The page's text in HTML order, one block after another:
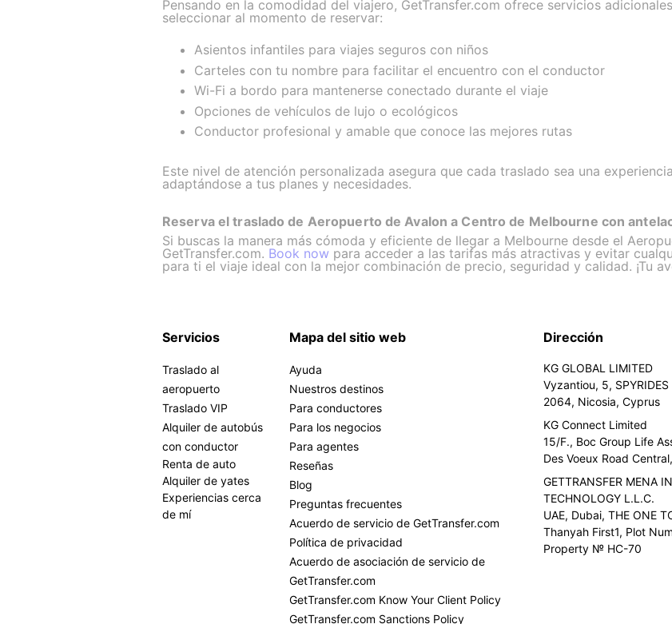
Pensando en la comodidad del viajero, GetTransfer.com ofrece servicios
seleccionar al momento de reservar:
Asientos infantiles para viajes seguros con niños
Carteles con tu nombre para facilitar el encuentro con el conductor
Wi-Fi a bordo para mantenerse conectado durante el viaje
Opciones de vehículos de lujo o ecológicos
Conductor profesional y amable que conoce las mejores rutas
Este nivel de atención personalizada asegura que cada traslado sea una
adaptándose a tus planes y necesidades.
Reserva el traslado de Aeropuerto de Avalon a Centro de Melbourne con
Si buscas la manera más cómoda y eficiente de llegar a Melbourne desde el
GetTransfer.com. Book now para acceder a las tarifas más atractivas y evitar
para ti el viaje ideal con la mejor combinación de precio, seguridad y calidad. ¡Tu
Servicios
Traslado al
aeropuerto
Traslado VIP
Alquiler de autobús
con conductor
Renta de auto
Alquiler de yates
Experiencias cerca
de mí
Mapa del sitio web
Ayuda
Nuestros destinos
Para conductores
Para los negocios
Para agentes
Reseñas
Blog
Preguntas frecuentes
Acuerdo de servicio de GetTransfer.com
Política de privacidad
Acuerdo de asociación de servicio de
GetTransfer.com
GetTransfer.com Know Your Client Policy
GetTransfer.com Sanctions Policy
Dirección
KG GLOBAL LIMITED
Vyzantiou, 5,
2064, Nicosia, Cyprus
KG Connect Limited
15/F., Boc Group Life
Des Voeux Road
GETTRANSFER MENA
TECHNOLOGY L.L.C.
UAE, Dubai, THE ONE
Thanyah First1, Plot
Property № HC-70